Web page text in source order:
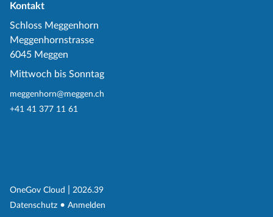
Kontakt
Schloss Meggenhorn
Meggenhornstrasse
6045 Meggen
Mittwoch bis Sonntag
meggenhorn@meggen.ch
+41 41 377 11 61
OneGov Cloud (External Link)
2026.39
Datenschutz (External Link)
Anmelden